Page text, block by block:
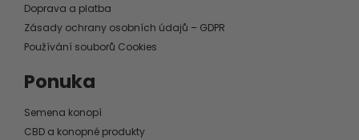
Doprava a platba
Zásady ochrany osobních údajů – GDPR
Používání souborů Cookies
Ponuka
Semena konopí
CBD a konopné produkty